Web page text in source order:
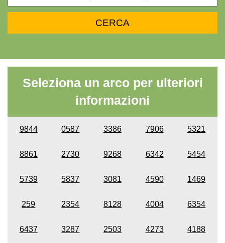
Seleziona un arco per ulteriori
informazioni
9844 0587 3386 7906 5321
8861 2730 9268 6342 5454
5739 5837 3081 4590 1469
259 2354 8128 4004 6354
6437 3287 2503 4273 4188